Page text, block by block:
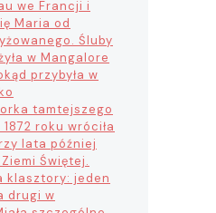
we Francji i
Maria od
Śluby
w Mangalore
przybyła w
tamtejszego
roku wróciła
lata później
Świętej.
klasztory: jeden
drugi w